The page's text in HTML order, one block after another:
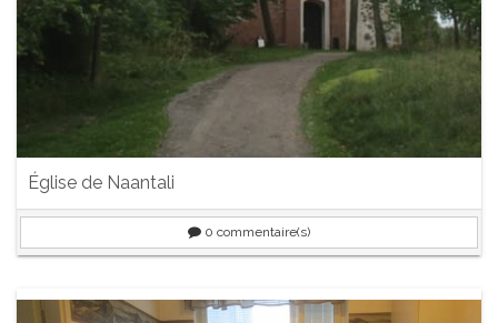
Église de Naantali
0 commentaire(s)